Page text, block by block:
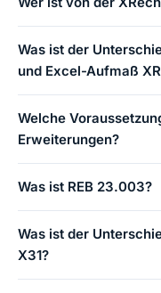
Was ist der
und Excel-Aufmaß
Welche
Erweiterungen?
Was ist REB 23.003?
Was ist der
X31?